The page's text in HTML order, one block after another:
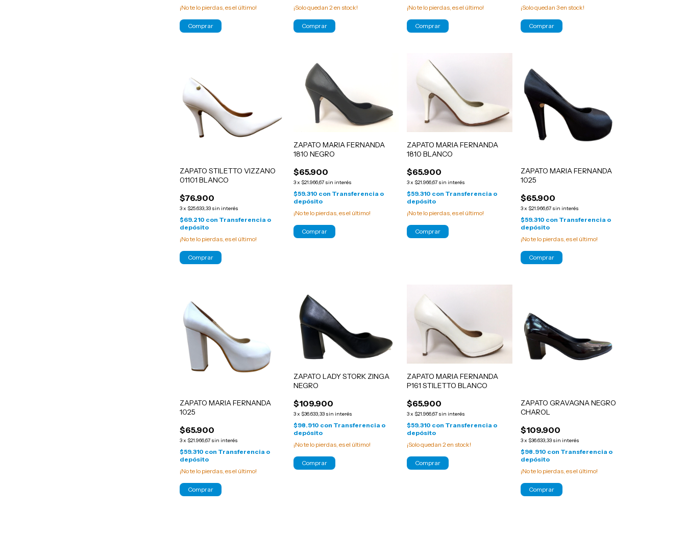
¡No te lo pierdas, es el último!
Comprar
¡Solo quedan 2 en stock!
Comprar
¡No te lo pierdas, es el último!
Comprar
¡Solo quedan 3en stock!
Comprar
ZAPATO STILETTO VIZZANO
01101 BLANCO
$76.900
3x $25.633,33 sin interés
$69.210 con Transferencia o
depósito
¡No te lo pierdas, es el último!
Comprar
ZAPATO MARIA FERNANDA
1810 NEGRO
$65.900
3x $21.966,67 sin interés
$59.310 con Transferencia o
depósito
¡No te lo pierdas, es el último!
Comprar
ZAPATO MARIA FERNANDA
1810 BLANCO
$65.900
3x $21.966,67 sin interés
$59.310 con Transferencia o
depósito
¡No te lo pierdas, es el último!
Comprar
ZAPATO MARIA FERNANDA
1025
$65.900
3x $21.966,67 sin interés
$59.310 con Transferencia o
depósito
¡No te lo pierdas, es el último!
Comprar
ZAPATO MARIA FERNANDA
1025
$65.900
3x $21.966,67 sin interés
$59.310 con Transferencia o
depósito
¡No te lo pierdas, es el último!
Comprar
ZAPATO LADY STORK ZINGA
NEGRO
$109.900
3x $36.633,33 sin interés
$98.910 con Transferencia o
depósito
¡No te lo pierdas, es el último!
Comprar
ZAPATO MARIA FERNANDA
P161 STILETTO BLANCO
$65.900
3x $21.966,67 sin interés
$59.310 con Transferencia o
depósito
¡Solo quedan2en stock!
Comprar
ZAPATO GRAVAGNA NEGRO
CHAROL
$109.900
3x $36.633,33 sin interés
$98.910 con Transferencia o
depósito
¡No te lo pierdas, es el último!
Comprar